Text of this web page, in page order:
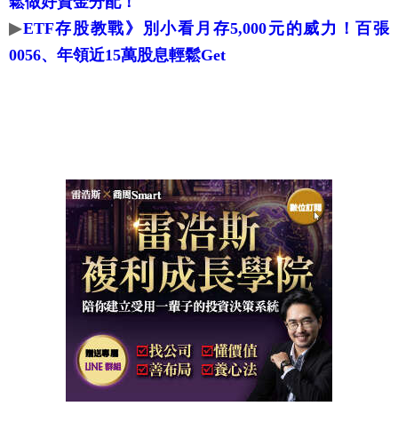
▶ETF存股教戰》別小看月存5,000元的威力！百張
0056、年領近15萬股息輕鬆Get